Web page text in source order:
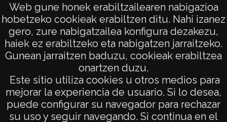
Web gune honek erabiltzailearen nabigazioa
hobetzeko cookieak erabiltzen ditu. Nahi izanez
gero, zure nabigatzailea konfigura dezakezu,
haiek ez erabiltzeko eta nabigatzen jarraitzeko.
Gunean jarraitzen baduzu, cookieak erabiltzea
onartzen duzu.
Este sitio utiliza cookies u otros medios para
mejorar la experiencia de usuario. Si lo desea,
puede configurar su navegador para rechazar
su uso y seguir navegando. Si continua en el
AVISO LEGAL
POLÍTICA DE PRIVACIDAD
ACCESIBILIDAD
ATENCIÓN CIUDADANA